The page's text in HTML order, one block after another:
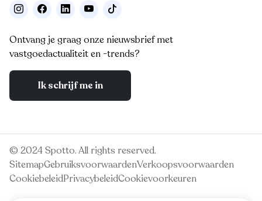
Ontvang je graag onze nieuwsbrief met
vastgoedactualiteit en -trends?
Ik schrijf me in
© 2024 Spotto. All rights reserved.
SitemapGebruiksvoorwaardenVerkoopsvoorwaarden
CookiebeleidPrivacybeleidCookievoorkeuren